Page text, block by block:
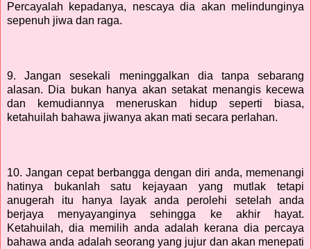
Percayalah kepadanya, nescaya dia akan melindunginya
sepenuh jiwa dan raga.
9. Jangan sesekali meninggalkan dia tanpa sebarang
alasan. Dia bukan hanya akan setakat menangis kecewa
dan kemudiannya meneruskan hidup seperti biasa,
ketahuilah bahawa jiwanya akan mati secara perlahan.
10. Jangan cepat berbangga dengan diri anda, memenangi
hatinya bukanlah satu kejayaan yang mutlak tetapi
anugerah itu hanya layak anda perolehi setelah anda
berjaya menyayanginya sehingga ke akhir hayat.
Ketahuilah, dia memilih anda adalah kerana dia percaya
bahawa anda adalah seorang yang jujur dan akan menepati